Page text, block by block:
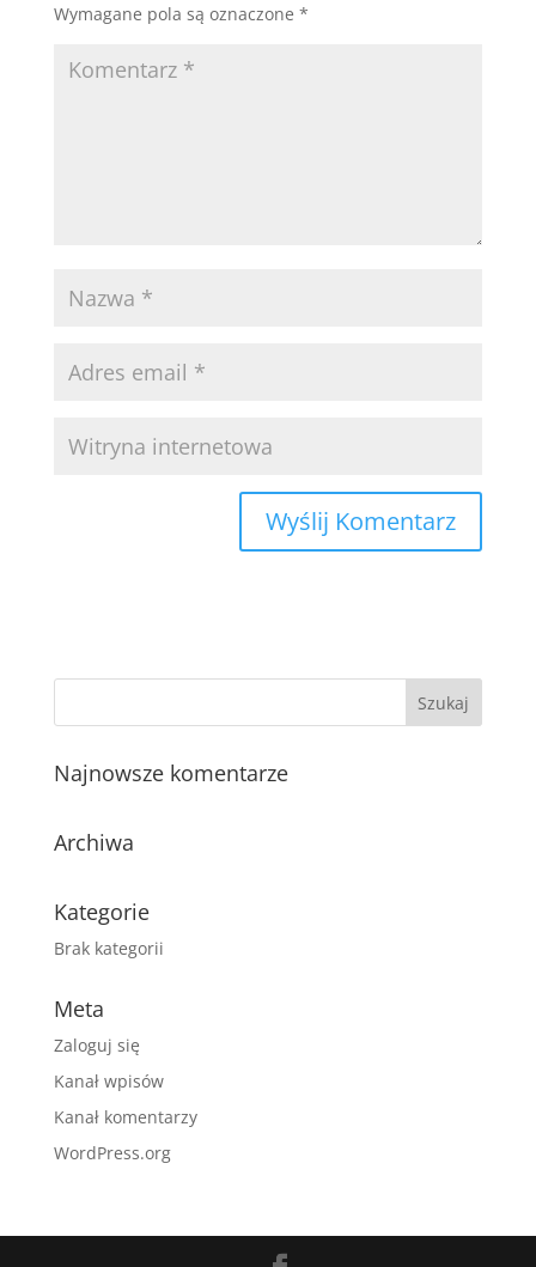
Wymagane pola są oznaczone *
Najnowsze komentarze
Archiwa
Kategorie
Brak kategorii
Meta
Zaloguj się
Kanał wpisów
Kanał komentarzy
WordPress.org